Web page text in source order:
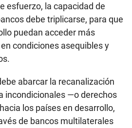
esfuerzo, la capacidad de
debe triplicarse, para que
puedan acceder más
condiciones asequibles y
abarcar la recanalización
incondicionales —o derechos
los países en desarrollo,
de bancos multilaterales